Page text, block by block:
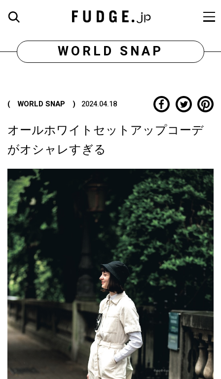
WORLD SNAP
( WORLD SNAP ) 2024.04.18
オールホワイトセットアップコーデ
がオシャレすぎる